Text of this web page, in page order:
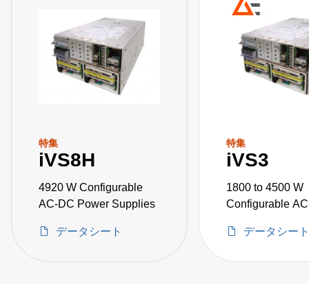
特集
iVS8H
4920 W Configurable
AC-DC Power Supplies
データシート
特集
iVS3
1800 to 4500 W
Configurable
データシート